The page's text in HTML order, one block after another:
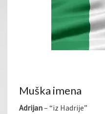
Muška imena
Adrijan– “iz Hadrije”